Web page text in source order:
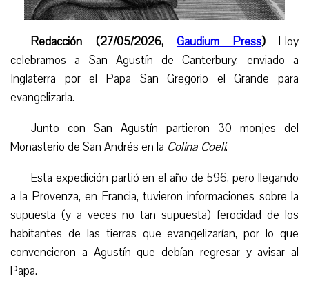
Redacción (27/05/2026, Gaudium Press)Hoy
celebramos a San Agustín de Canterbury, enviado a
Inglaterra por el Papa San Gregorio el Grande para
evangelizarla.
Junto con San Agustín partieron 30 monjes del
Monasterio de San Andrés en la Colina Coeli.
Esta expedición partió en el año de 596, pero llegando
a la Provenza, en Francia, tuvieron informaciones sobre la
supuesta (y a veces no tan supuesta) ferocidad de los
habitantes de las tierras que evangelizarían, por lo que
convencieron a Agustín que debían regresar y avisar al
Papa.